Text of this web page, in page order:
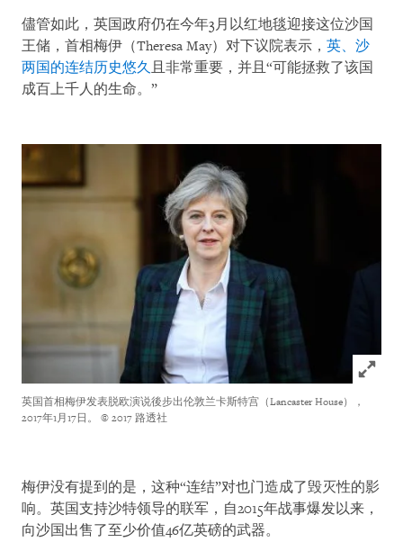
儘管如此，英国政府仍在今年3月以红地毯迎接这位沙国
王储，首相梅伊（Theresa May）对下议院表示， 英、沙
两国的连结历史悠久 且非常重要，并且“可能拯救了该国
成百上千人的生命。”
Click
英国首相梅伊发表脱欧演说後步出伦敦兰卡斯特宫（Lancaster House），
2017年1月17日。 © 2017 路透社
梅伊没有提到的是，这种“连结”对也门造成了毁灭性的影
响。英国支持沙特领导的联军，自2015年战事爆发以来，
向沙国出售了至少价值46亿英磅的武器。